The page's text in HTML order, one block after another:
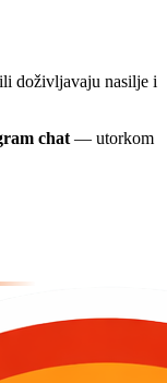
doživljavaju nasilje i
chat — utorkom